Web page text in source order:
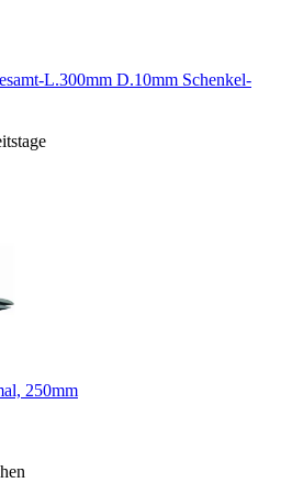
L.300mm D.10mm Schenkel-
250mm